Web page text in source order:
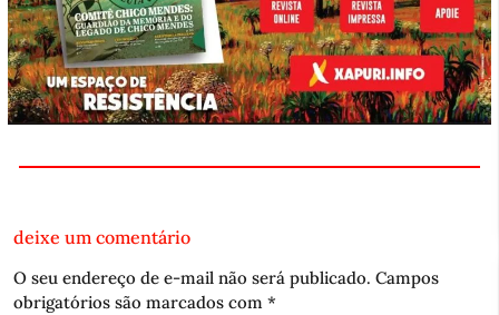
deixe um comentário
O seu endereço de e-mail não será publicado. Campos
obrigatórios são marcados com *